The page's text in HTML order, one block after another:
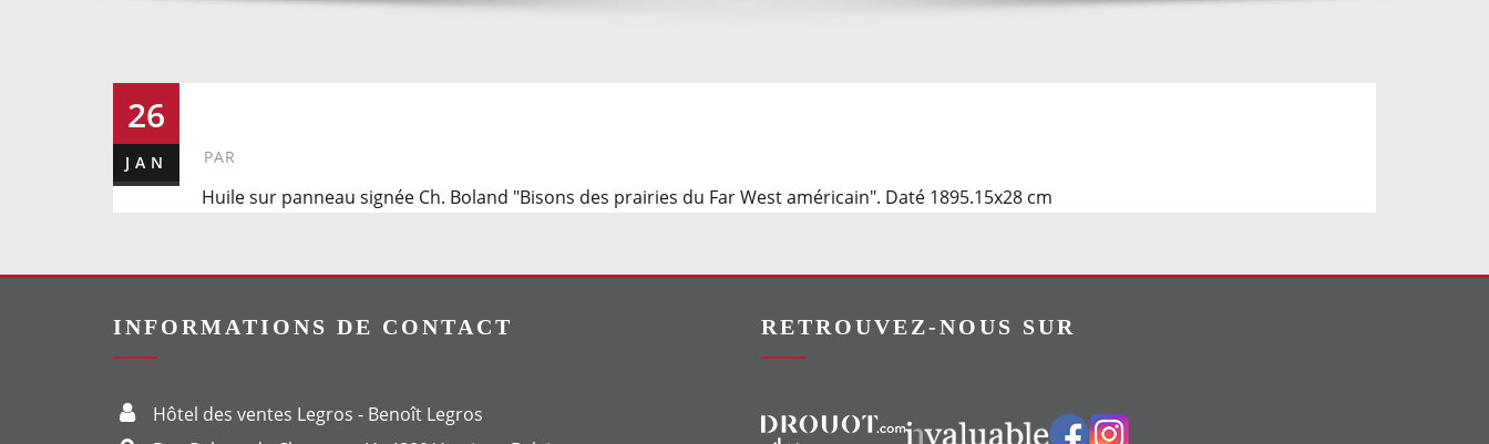
26
JAN PAR
Huile sur panneau signée Ch. Boland "Bisons des prairies du Far West américain". Daté 1895.15x28 cm
INFORMATIONS DE CONTACT
Hôtel des ventes Legros - Benoît Legros
RETROUVEZ-NOUS SUR
Vers le site Drouot Vers le site Invaluable Vers notre groupe Facebook Vers notre page Instagram